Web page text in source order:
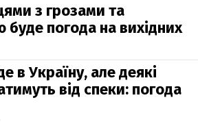
з грозами та
погода на вихідних
в Україну, але деякі
від спеки: погода